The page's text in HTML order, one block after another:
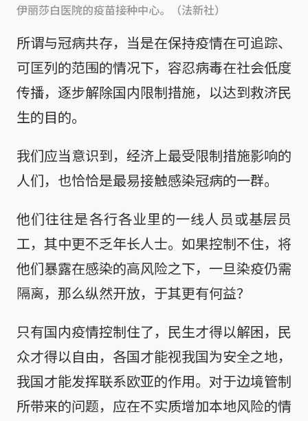
伊丽莎白医院的疫苗接种中心。（法新社）
所谓与冠病共存，当是在保持疫情在可追踪、
可匡列的范围的情况下，容忍病毒在社会低度
传播，逐步解除国内限制措施，以达到救济民
生的目的。
我们应当意识到，经济上最受限制措施影响的
人们，也恰恰是最易接触感染冠病的一群。
他们往往是各行各业里的一线人员或基层员
工，其中更不乏年长人士。如果控制不住，将
他们暴露在感染的高风险之下，一旦染疫仍需
隔离，那么纵然开放，于其更有何益？
只有国内疫情控制住了，民生才得以解困，民
众才得以自由，各国才能视我国为安全之地，
我国才能发挥联系欧亚的作用。对于边境管制
所带来的问题，应在不实质增加本地风险的情